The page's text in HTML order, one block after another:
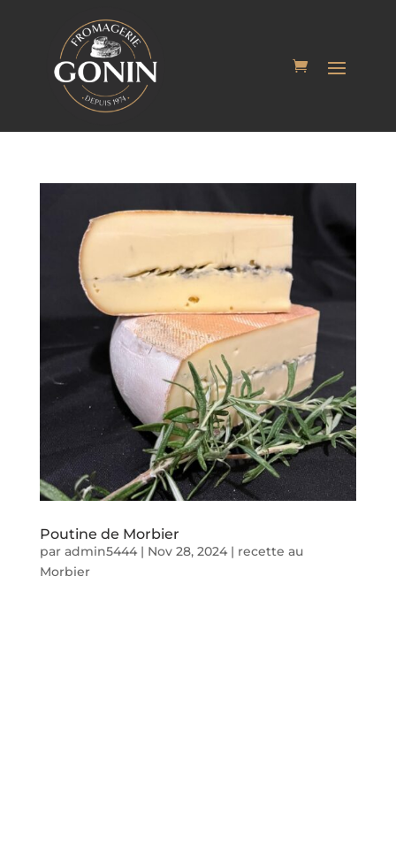
Poutine de Morbier
par admin5444| Nov 28, 2024| recette au
Morbier